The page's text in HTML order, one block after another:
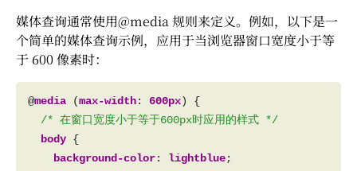
媒体查询通常使用@media 规则来定义。例如，以下是一
个简单的媒体查询示例，应用于当浏览器窗口宽度小于等
于 600 像素时：
@media (max-width: 600px
/* 在窗口宽度小于等于600px时应用的样式 */
body
background-color: lightblue